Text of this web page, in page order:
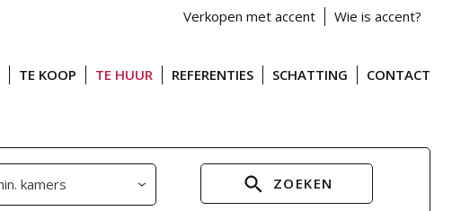
Verkopen met accent Wie is accent?
TE KOOP TE HUUR REFERENTIES SCHATTING CONTACT
ZOEKEN